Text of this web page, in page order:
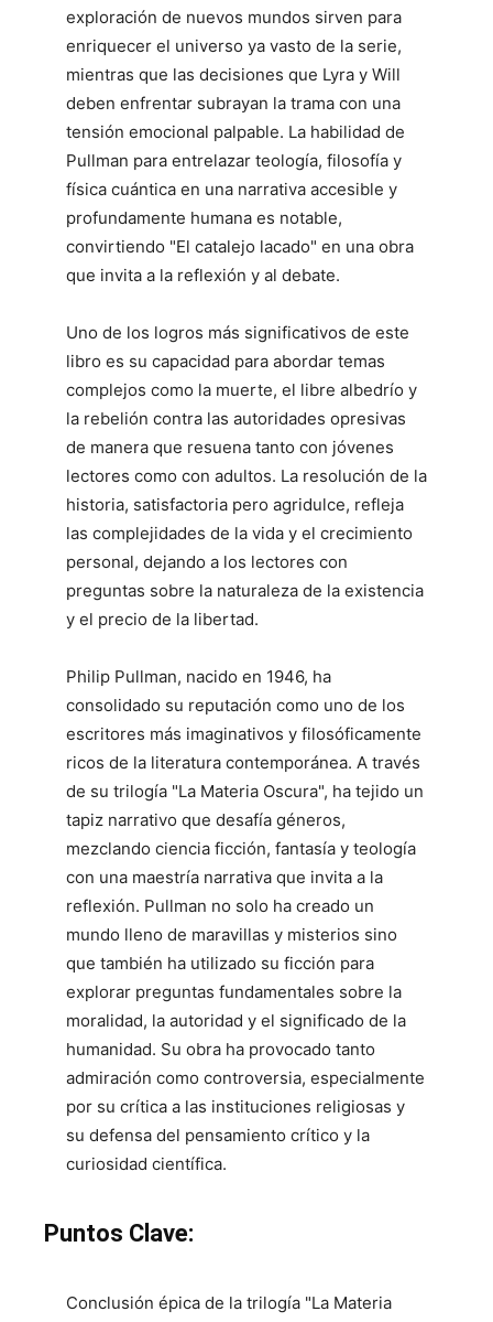
exploración de nuevos mundos sirven para
enriquecer el universo ya vasto de la serie,
mientras que las decisiones que Lyra y Will
deben enfrentar subrayan la trama con una
tensión emocional palpable. La habilidad de
Pullman para entrelazar teología, filosofía y
física cuántica en una narrativa accesible y
profundamente humana es notable,
convirtiendo "El catalejo lacado" en una obra
que invita a la reflexión y al debate.
Uno de los logros más significativos de este
libro es su capacidad para abordar temas
complejos como la muerte, el libre albedrío y
la rebelión contra las autoridades opresivas
de manera que resuena tanto con jóvenes
lectores como con adultos. La resolución de la
historia, satisfactoria pero agridulce, refleja
las complejidades de la vida y el crecimiento
personal, dejando a los lectores con
preguntas sobre la naturaleza de la existencia
y el precio de la libertad.
Philip Pullman, nacido en 1946, ha
consolidado su reputación como uno de los
escritores más imaginativos y filosóficamente
ricos de la literatura contemporánea. A través
de su trilogía "La Materia Oscura", ha tejido un
tapiz narrativo que desafía géneros,
mezclando ciencia ficción, fantasía y teología
con una maestría narrativa que invita a la
reflexión. Pullman no solo ha creado un
mundo lleno de maravillas y misterios sino
que también ha utilizado su ficción para
explorar preguntas fundamentales sobre la
moralidad, la autoridad y el significado de la
humanidad. Su obra ha provocado tanto
admiración como controversia, especialmente
por su crítica a las instituciones religiosas y
su defensa del pensamiento crítico y la
curiosidad científica.
Puntos Clave:
Conclusión épica de la trilogía "La Materia